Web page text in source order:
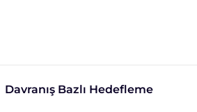
Davranış Bazlı Hedefleme